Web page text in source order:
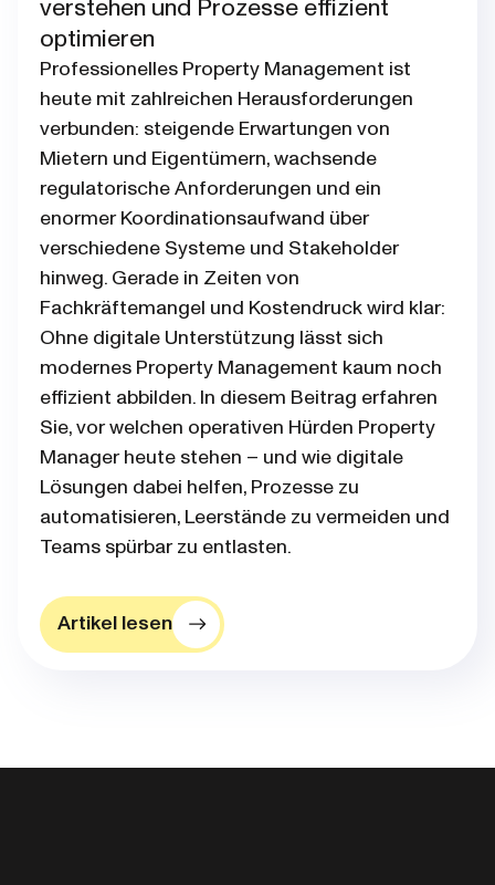
verstehen und Prozesse effizient
optimieren
Professionelles Property Management ist
heute mit zahlreichen Herausforderungen
verbunden: steigende Erwartungen von
Mietern und Eigentümern, wachsende
regulatorische Anforderungen und ein
enormer Koordinationsaufwand über
verschiedene Systeme und Stakeholder
hinweg. Gerade in Zeiten von
Fachkräftemangel und Kostendruck wird klar:
Ohne digitale Unterstützung lässt sich
modernes Property Management kaum noch
effizient abbilden. In diesem Beitrag erfahren
Sie, vor welchen operativen Hürden Property
Manager heute stehen – und wie digitale
Lösungen dabei helfen, Prozesse zu
automatisieren, Leerstände zu vermeiden und
Teams spürbar zu entlasten.
Artikel lesen